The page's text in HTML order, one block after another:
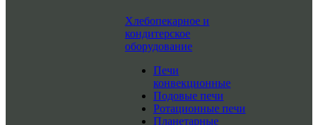
Хлебопекарное и
кондитерское
оборудование
Печи
конвекционные
Подовые печи
Ротационные печи
Планетарные